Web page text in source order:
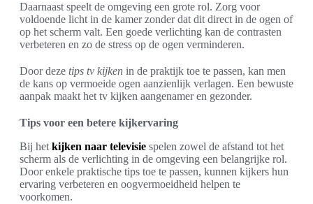
Daarnaast speelt de omgeving een grote rol. Zorg voor
voldoende licht in de kamer zonder dat dit direct in de ogen of
op het scherm valt. Een goede verlichting kan de contrasten
verbeteren en zo de stress op de ogen verminderen.
Door deze tips tv kijken in de praktijk toe te passen, kan men
de kans op vermoeide ogen aanzienlijk verlagen. Een bewuste
aanpak maakt het tv kijken aangenamer en gezonder.
Tips voor een betere kijkervaring
Bij het kijken naar televisie spelen zowel de afstand tot het
scherm als de verlichting in de omgeving een belangrijke rol.
Door enkele praktische tips toe te passen, kunnen kijkers hun
ervaring verbeteren en oogvermoeidheid helpen te
voorkomen.